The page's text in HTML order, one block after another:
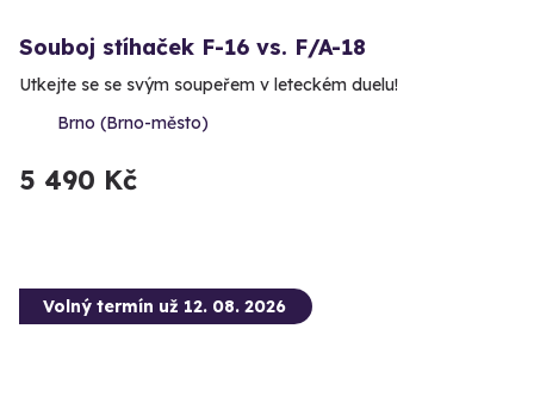
Souboj stíhaček F-16 vs. F/A-18
Utkejte se se svým soupeřem v leteckém duelu!
Brno (Brno-město)
5 490 Kč
Volný termín už 12. 08. 2026